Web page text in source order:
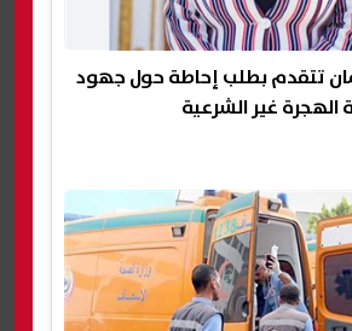
تتقدم بطلب إحاطة حول جهود
الهجرة غير الشرعية